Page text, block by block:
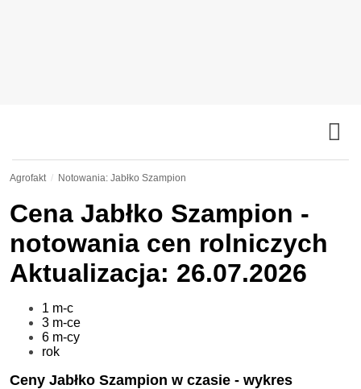
Agrofakt Notowania: Jabłko Szampion
Cena Jabłko Szampion -
notowania cen rolniczych
Aktualizacja: 26.07.2026
1 m-c
3 m-ce
6 m-cy
rok
Ceny Jabłko Szampion w czasie - wykres